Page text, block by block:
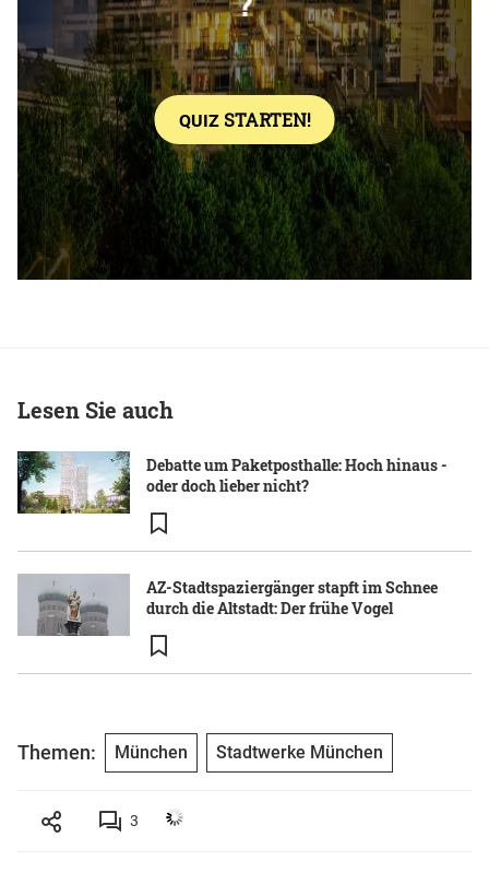
Lesen Sie auch
Debatte um Paketposthalle: Hoch hinaus -
oder doch lieber nicht?
AZ-Stadtspaziergänger stapft im Schnee
durch die Altstadt: Der frühe Vogel
Themen: München Stadtwerke München
3